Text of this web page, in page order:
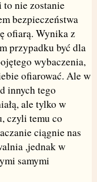
to nie zostanie
bezpieczeństwa
ofiarą. Wynika z
przypadku być dla
wybaczenia,
ofiarować. Ale w
innych tego
ale tylko w
czyli temu co
ciągnie nas
,jednak w
samymi